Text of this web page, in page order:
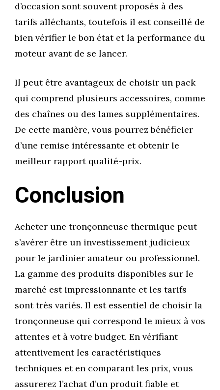
d’occasion sont souvent proposés à des
tarifs alléchants, toutefois il est conseillé de
bien vérifier le bon état et la performance du
moteur avant de se lancer.
Il peut être avantageux de choisir un pack
qui comprend plusieurs accessoires, comme
des chaînes ou des lames supplémentaires.
De cette manière, vous pourrez bénéficier
d’une remise intéressante et obtenir le
meilleur rapport qualité-prix.
Conclusion
Acheter une tronçonneuse thermique peut
s’avérer être un investissement judicieux
pour le jardinier amateur ou professionnel.
La gamme des produits disponibles sur le
marché est impressionnante et les tarifs
sont très variés. Il est essentiel de choisir la
tronçonneuse qui correspond le mieux à vos
attentes et à votre budget. En vérifiant
attentivement les caractéristiques
techniques et en comparant les prix, vous
assurerez l’achat d’un produit fiable et